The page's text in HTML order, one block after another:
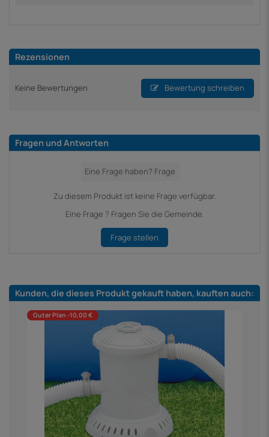
Rezensionen
Keine Bewertungen Bewertung schreiben
Fragen und Antworten
Zu diesem Produkt ist keine Frage verfügbar.
Eine Frage ? Fragen Sie die Gemeinde.
Frage stellen
Kunden, die dieses Produkt gekauft haben, kauften auch:
Guter Plan -10,00 €